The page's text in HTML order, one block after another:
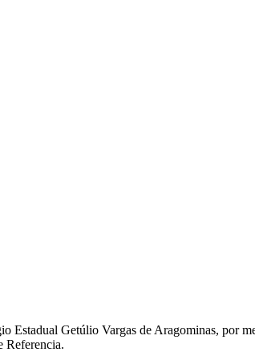
Estadual Getúlio Vargas de Aragominas, por
Referencia.